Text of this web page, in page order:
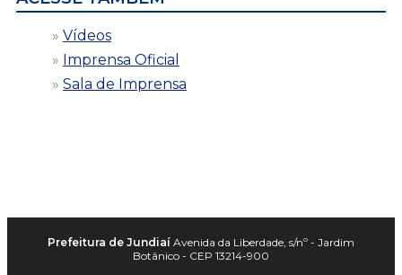
Vídeos
Imprensa Oficial
Sala de Imprensa
Prefeitura de Jundiaí Avenida da Liberdade, s/nº - Jardim
Botânico - CEP 13214-900